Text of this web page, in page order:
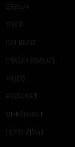
SRBIJA
SVET
KOLUMNE
PRIČE I ANALIZE
VIDEO
PODCAST
ODRŽIVOST
LEPŠI ŽIVOT